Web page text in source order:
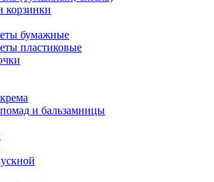
корзинки
бумажные
пластиковые
и бальзамницы